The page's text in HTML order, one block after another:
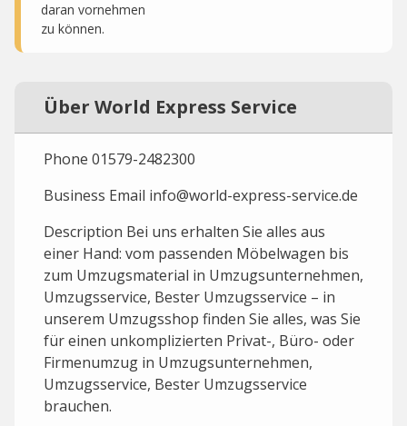
daran vornehmen
zu können.
Über World Express Service
Phone 01579-2482300
Business Email info@world-express-service.de
Description Bei uns erhalten Sie alles aus
einer Hand: vom passenden Möbelwagen bis
zum Umzugsmaterial in Umzugsunternehmen,
Umzugsservice, Bester Umzugsservice – in
unserem Umzugsshop finden Sie alles, was Sie
für einen unkomplizierten Privat-, Büro- oder
Firmenumzug in Umzugsunternehmen,
Umzugsservice, Bester Umzugsservice
brauchen.